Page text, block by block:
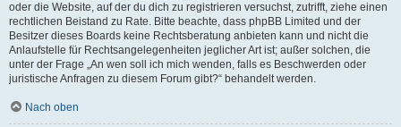
oder die Website, auf der du dich zu registrieren versuchst, zutrifft, ziehe einen
rechtlichen Beistand zu Rate. Bitte beachte, dass phpBB Limited und der
Besitzer dieses Boards keine Rechtsberatung anbieten kann und nicht die
Anlaufstelle für Rechtsangelegenheiten jeglicher Art ist; außer solchen, die
unter der Frage „An wen soll ich mich wenden, falls es Beschwerden oder
juristische Anfragen zu diesem Forum gibt?“ behandelt werden.
Nach oben